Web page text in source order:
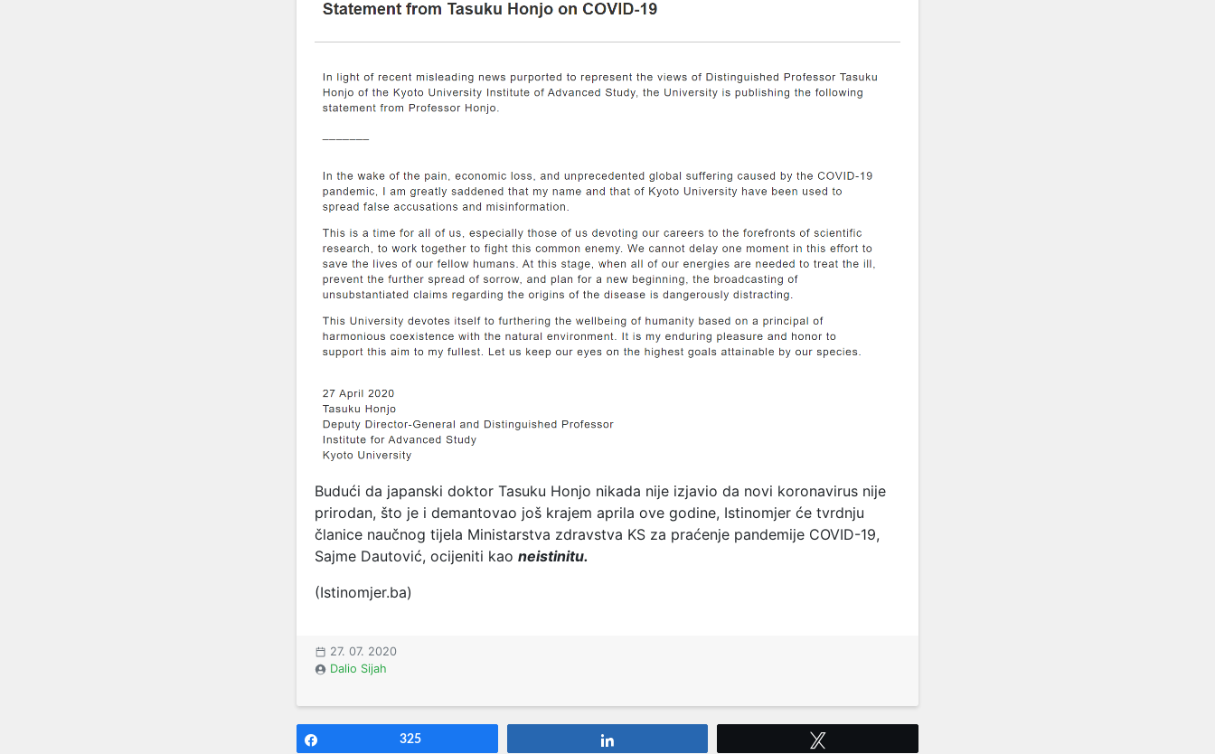
Budući da japanski doktor Tasuku Honjo nikada nije izjavio da novi koronavirus nije
prirodan, što je i demantovao još krajem aprila ove godine, Istinomjer će tvrdnju
članice naučnog tijela Ministarstva zdravstva KS za praćenje pandemije COVID-19,
Sajme Dautović, ocijeniti kao neistinitu.
(Istinomjer.ba)
27. 07. 2020
Dalio Sijah
325